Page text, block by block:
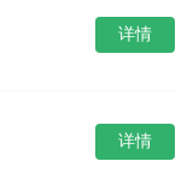
详情
详情